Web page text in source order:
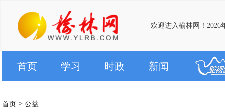
欢迎进入榆林网！2026
首页 学习 时政 新闻
首页 > 公益